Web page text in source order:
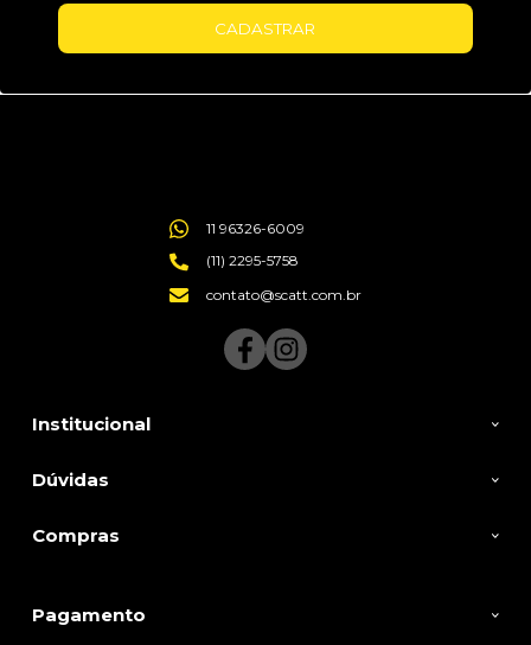
CADASTRAR
Institucional
Dúvidas
Compras
11 96326-6009
(11) 2295-5758
contato@scatt.com.br
Pagamento